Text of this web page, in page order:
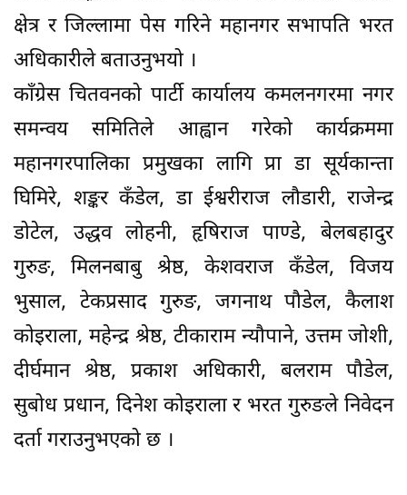
क्षेत्र र जिल्लामा पेस गरिने महानगर सभापति भरत
अधिकारीले बताउनुभयो ।
काँग्रेस चितवनको पार्टी कार्यालय कमलनगरमा नगर
समन्वय समितिले आह्वान गरेको कार्यक्रममा
महानगरपालिका प्रमुखका लागि प्रा डा सूर्यकान्ता
घिमिरे, शङ्कर कँडेल, डा ईश्वरीराज लौडारी, राजेन्द्र
डोटेल, उद्धव लोहनी, हृषिराज पाण्डे, बेलबहादुर
गुरुङ, मिलनबाबु श्रेष्ठ, केशवराज कँडेल, विजय
भुसाल, टेकप्रसाद गुरुङ, जगनाथ पौडेल, कैलाश
कोइराला, महेन्द्र श्रेष्ठ, टीकाराम न्यौपाने, उत्तम जोशी,
दीर्घमान श्रेष्ठ, प्रकाश अधिकारी, बलराम पौडेल,
सुबोध प्रधान, दिनेश कोइराला र भरत गुरुङले निवेदन
दर्ता गराउनुभएको छ ।